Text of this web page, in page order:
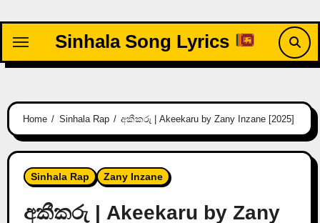
content
Sinhala Song Lyrics
Home Sinhala Rap අකීකරු | Akeekaru by Zany Inzane [2025]
Sinhala Rap Zany Inzane
අකීකරු | Akeekaru by Zany